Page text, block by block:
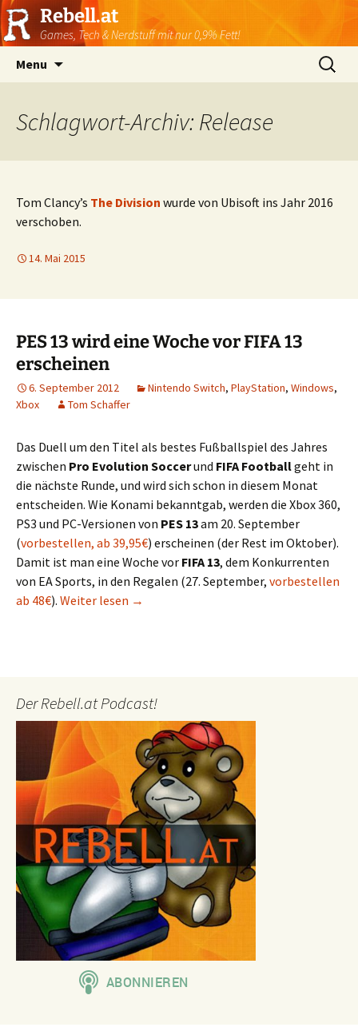
Rebell.at
Games, Tech & Nerdstuff mit nur 0,9% Fett!
Menu
Suchen
nach:
Schlagwort-Archiv: Release
Tom Clancy’s The Division wurde von Ubisoft ins Jahr 2016
verschoben.
14. Mai 2015
PES 13 wird eine Woche vor FIFA 13
erscheinen
6. September 2012 Nintendo Switch, PlayStation, Windows,
Xbox
Tom Schaffer
Das Duell um den Titel als bestes Fußballspiel des Jahres
zwischen Pro Evolution Soccerund FIFA Footballgeht in
die nächste Runde, und wird sich schon in diesem Monat
entscheiden. Wie Konami bekanntgab, werden die Xbox 360,
PS3 und PC-Versionen von PES 13am 20. September
(vorbestellen, ab 39,95€) erscheinen (der Rest im Oktober).
Damit ist man eine Woche vor FIFA 13, dem Konkurrenten
von EA Sports, in den Regalen (27. September, vorbestellen
ab 48€). Weiter lesen PES 13 wird eine Woche vor FIFA 13
→
Der Rebell.at Podcast!